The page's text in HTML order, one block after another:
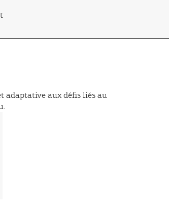
adaptative aux défis liés au